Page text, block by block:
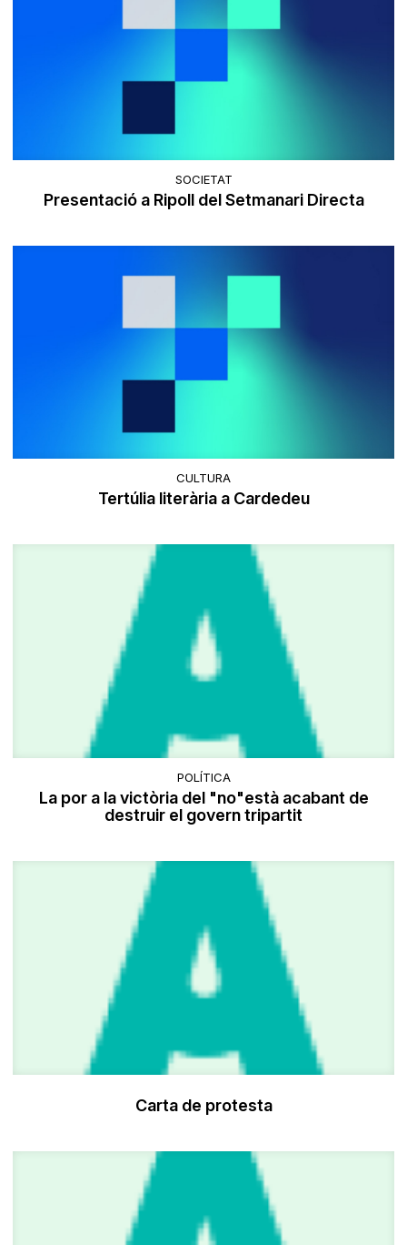
SOCIETAT
Presentació a Ripoll del Setmanari Directa
CULTURA
Tertúlia literària a Cardedeu
POLÍTICA
La por a la victòria del "no"està acabant de
destruir el govern tripartit
Carta de protesta